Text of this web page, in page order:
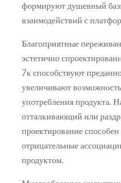
формируют душевный
взаимодействий с
Благоприятные
эстетично
7к способствуют
увеличивают
употребления продукта.
отталкивающий или
проектирование
отрицательные
продуктом.